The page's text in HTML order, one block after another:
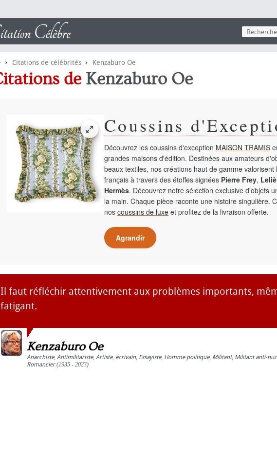
› Citations de célébrités › Kenzaburo Oe
Citations de Kenzaburo Oe
Coussins
Découvrez les coussins d'exception MAISON TRAMIS
grandes maisons d'édition. Destinées aux amateurs
beaux textiles, nos créations haut de gamme valorisent
français à travers des étoffes signées Pierre Frey,
Hermès. Découvrez notre sélection exclusive d'objets
la main. Chaque pièce raconte une histoire singulière.
nos coussins de luxe et profitez de la livraison offerte.
Agrandir
Il faut réfléchir attentivement aux problèmes importants,
fatigant.
Kenzaburo Oe
Anarchiste, Antimilitariste, Artiste, écrivain, Essayiste, Homme politique, Militant, Militant anti-
Romancier(1935 - 2023)